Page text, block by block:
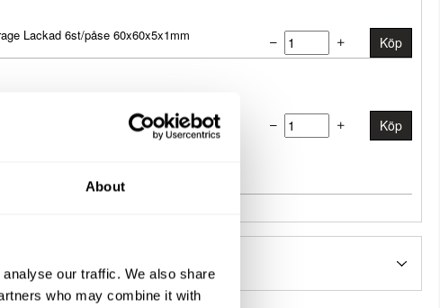
About
our traffic. We also share
who may combine it with
Lackad 6st/påse 60x60x5x1mm Köp
Odla Snigelkant Pallkrage Köp